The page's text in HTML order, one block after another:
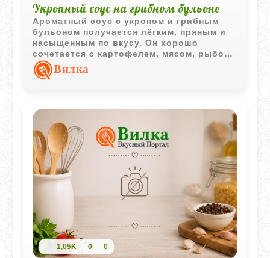
Укропный соус на грибном бульоне
Ароматный соус с укропом и грибным
бульоном получается лёгким, пряным и
насыщенным по вкусу. Он хорошо
сочетается с картофелем, мясом, рыбой
и овощными блюдами.
Вилка
1,05K 0 0